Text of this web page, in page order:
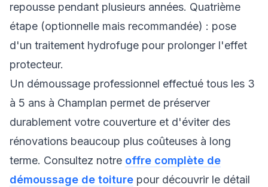
repousse pendant plusieurs années. Quatrième
étape (optionnelle mais recommandée) : pose
d'un traitement hydrofuge pour prolonger l'effet
protecteur.
Un démoussage professionnel effectué tous les 3
à 5 ans à Champlan permet de préserver
durablement votre couverture et d'éviter des
rénovations beaucoup plus coûteuses à long
terme. Consultez notre offre complète de
démoussage de toiture pour découvrir le détail